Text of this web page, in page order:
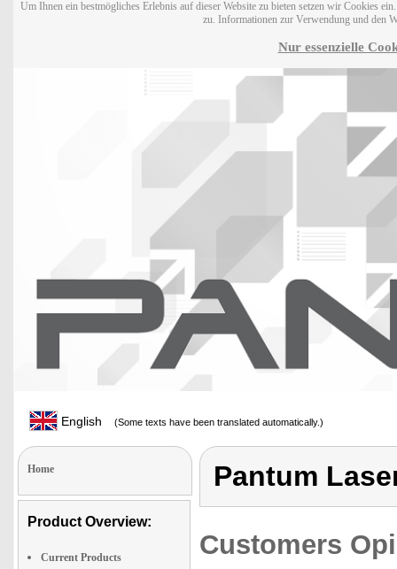
Um Ihnen ein bestmögliches Erlebnis auf dieser Website zu bieten setzen wir Cookies
zu. Informationen zur Verwendung und den
Nur essenzielle
English (Some texts have been translated automatically.)
Home
Product Overview:
Current Products
Pantum
Customers